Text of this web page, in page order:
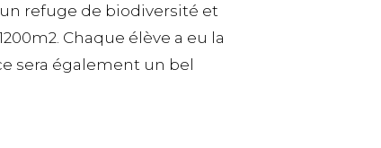
refuge de biodiversité et
Chaque élève a eu la
sera également un bel